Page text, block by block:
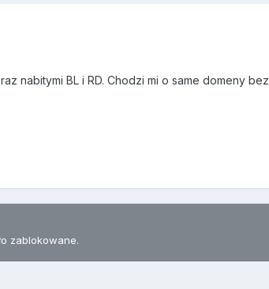
nabitymi BL i RD. Chodzi mi o same domeny bez
zablokowane.